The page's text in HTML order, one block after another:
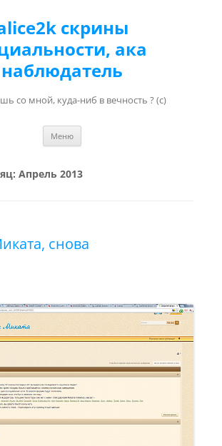
скрины
ака
наблюдатель
со мной, куда-ниб в вечность ? (с)
Меню
Апрель 2013
снова